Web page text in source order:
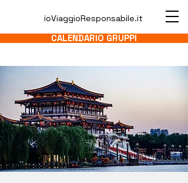
ioViaggioResponsabile.it
CALENDARIO GRUPPI